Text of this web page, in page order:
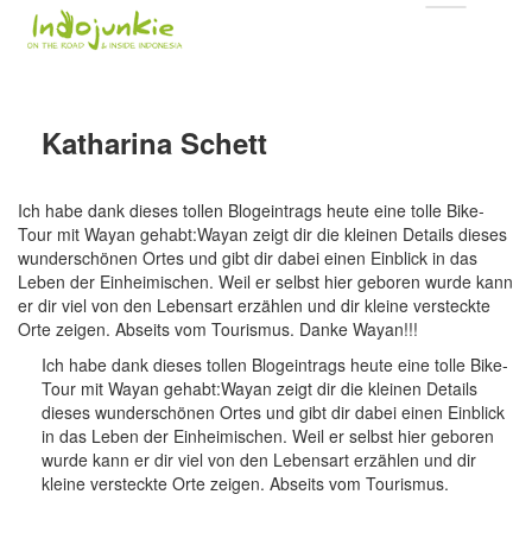
Katharina Schett
Ich habe dank dieses tollen Blogeintrags heute eine tolle Bike-
Tour mit Wayan gehabt:Wayan zeigt dir die kleinen Details dieses
wunderschönen Ortes und gibt dir dabei einen Einblick in das
Leben der Einheimischen. Weil er selbst hier geboren wurde kann
er dir viel von den Lebensart erzählen und dir kleine versteckte
Orte zeigen. Abseits vom Tourismus. Danke Wayan!!!
Ich habe dank dieses tollen Blogeintrags heute eine tolle Bike-
Tour mit Wayan gehabt:Wayan zeigt dir die kleinen Details
dieses wunderschönen Ortes und gibt dir dabei einen Einblick
in das Leben der Einheimischen. Weil er selbst hier geboren
wurde kann er dir viel von den Lebensart erzählen und dir
kleine versteckte Orte zeigen. Abseits vom Tourismus.